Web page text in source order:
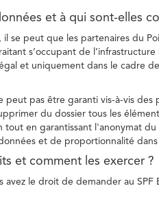
et à qui sont-elles
il se peut que les partenaires du
s’occupant de
et uniquement dans le cadre
peut pas être garanti vis-à-vis
du dossier tous les
en garantissant l'anonymat
et de proportionnalité dans
et comment les exercer ?
avez le droit de demander au SPF